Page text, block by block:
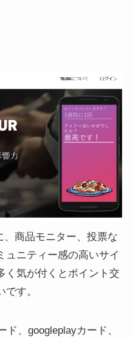
、商品モニター、投票な
ュニティー感の高いサイ
く気が付くとポイント交
す。
、googleplayカード、